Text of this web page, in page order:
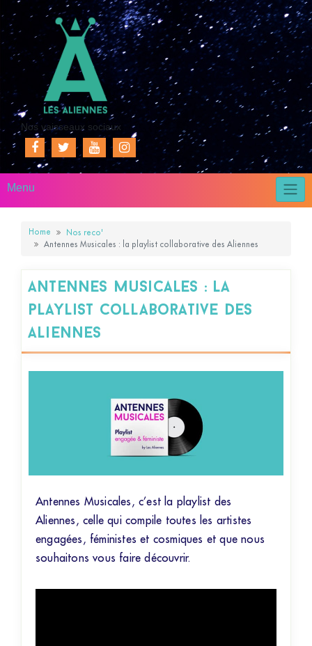
Nos vaisseaux sociaux
Menu
Home
Nos reco'
Antennes Musicales : la playlist collaborative des Aliennes
Antennes Musicales : la
playlist collaborative des
Aliennes
Antennes Musicales, c’est la playlist des
Aliennes, celle qui compile toutes les artistes
engagées, féministes et cosmiques et que nous
souhaitons vous faire découvrir.